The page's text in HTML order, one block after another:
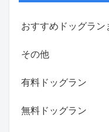
おすすめドッグラン
その他
有料ドッグラン
無料ドッグラン